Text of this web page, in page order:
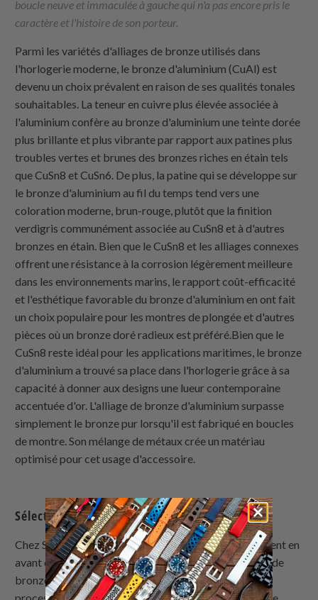
boucle neuve et immaculée à gauche qui n'a pas encore pris le
caractère et l'histoire de son porteur.
Parmi les variétés d'alliages de bronze utilisés dans
l'horlogerie moderne, le bronze d'aluminium (CuAl) est
devenu un choix prévalent en raison de ses qualités tonales
souhaitables. La teneur en cuivre plus élevée associée à
l'aluminium confère au bronze d'aluminium une teinte dorée
plus brillante et plus vibrante par rapport aux patines plus
troubles vertes et brunes des bronzes riches en étain tels
que CuSn8 et CuSn6. De plus, la patine qui se développe sur
le bronze d'aluminium au fil du temps tend vers une
coloration moderne, brun-rouge, plutôt que la finition
verdigris communément associée au CuSn8 et à d'autres
bronzes en étain. Bien que le CuSn8 et les alliages connexes
offrent une résistance à la corrosion légèrement meilleure
dans les environnements marins, le rapport coût-efficacité
et l'esthétique favorable du bronze d'aluminium en ont fait
un choix populaire pour les montres de plongée et d'autres
pièces où un bronze doré radieux est préféré.Bien que le
CuSn8 reste idéal pour les applications maritimes, le bronze
d'aluminium a trouvé sa place dans l'horlogerie grâce à sa
capacité à donner aux designs une lueur contemporaine
accentuée d'or. L'alliage de bronze d'aluminium surpasse
simplement le bronze pur lorsqu'il est fabriqué en boucles
de montre. Son mélange de métaux crée un matériau
optimisé pour cet usage d'accessoire.
Sélections de Boucles de Montre en Bronze
Chez Strapcode, vous trouverez que les boucles mettent en
avant ces avantages du bronze. Fabriquées en alliage de
bronze d'aluminium durable, les boucles ont subi un